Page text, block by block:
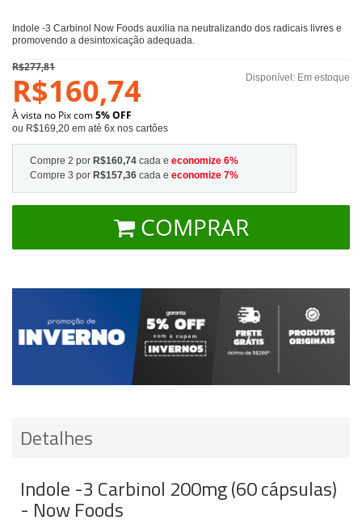
Indole -3 Carbinol Now Foods auxilia na neutralizando dos radicais livres e
promovendo a desintoxicação adequada.
Disponível: Em estoque
R$277,81
R$160,74
À vista no Pix com5% OFF
ou R$169,20 em até 6x nos cartões
Compre 2 por R$160,74 cada e economize 6%
Compre 3 por R$157,36 cada e economize 7%
COMPRAR
Detalhes
Indole -3 Carbinol 200mg (60 cápsulas)
- Now Foods